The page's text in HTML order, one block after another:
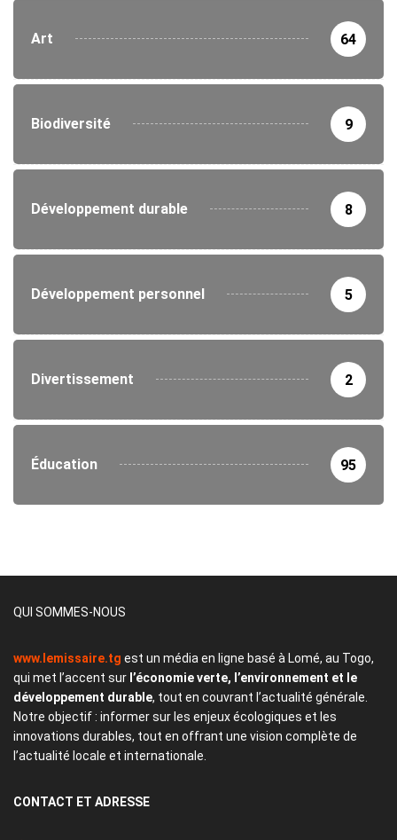
Art 64
Biodiversité 9
Développement durable 8
Développement personnel 5
Divertissement 2
Éducation 95
QUI SOMMES-NOUS
www.lemissaire.tg est un média en ligne basé à Lomé, au Togo,
qui met l’accent sur l’économie verte, l’environnement et le
développement durable, tout en couvrant l’actualité générale.
Notre objectif : informer sur les enjeux écologiques et les
innovations durables, tout en offrant une vision complète de
l’actualité locale et internationale.
CONTACT ET ADRESSE